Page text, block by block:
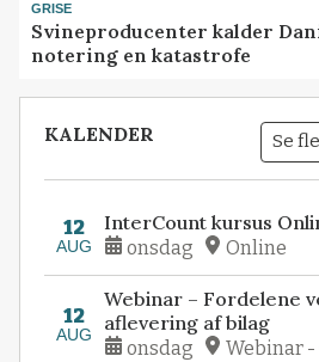
GRISE
Svineproducenter kalder
notering en katastrofe
KALENDER Se
12
AUG
InterCount kursus
onsdag Online
12
AUG
Webinar – Fordelene
aflevering af bilag
onsdag Webinar -